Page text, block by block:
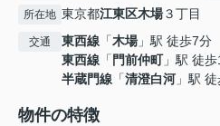
所在地 東京都江東区木場３丁目
交通 東西線 「木場」駅 徒歩7分
東西線 「 門前仲町」駅 徒
半蔵門線 「清澄白河 」駅
物件の特徴